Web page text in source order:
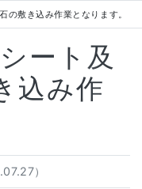
の敷き込み作業となります。
ート及
込み作
）